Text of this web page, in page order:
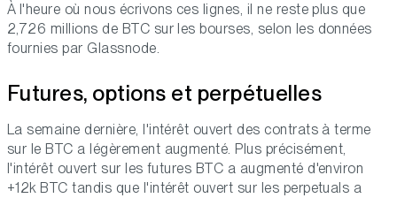
À l'heure où nous écrivons ces lignes, il ne reste plus que
2,726 millions de BTC sur les bourses, selon les données
fournies par Glassnode.
Futures, options et perpétuelles
La semaine dernière, l'intérêt ouvert des contrats à terme
sur le BTC a légèrement augmenté. Plus précisément,
l'intérêt ouvert sur les futures BTC a augmenté d'environ
+12k BTC tandis que l'intérêt ouvert sur les perpetuals a